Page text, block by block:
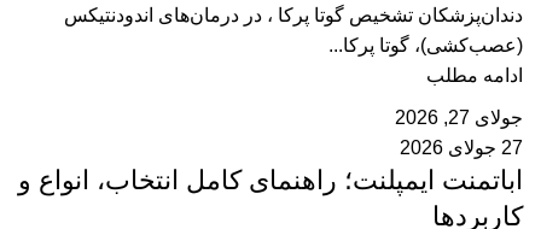
دندان‌پزشکان تشخیص گوتا پرکا ، در درمان‌های اندودنتیکس
(عصب‌کشی)، گوتا پرکا...
ادامه مطلب
جولای 27, 2026
27 جولای 2026
اباتمنت ایمپلنت؛ راهنمای کامل انتخاب، انواع و
کاربردها